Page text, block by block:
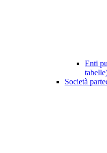
Enti
Società